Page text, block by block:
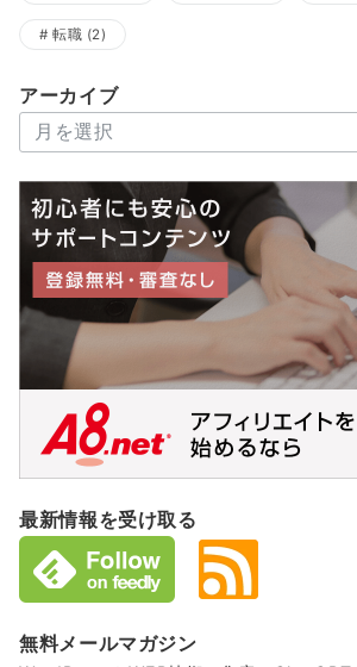
転職 (2)
アーカイブ
ー
イ
ブ
最新情報を受け取る
無料メールマガジン